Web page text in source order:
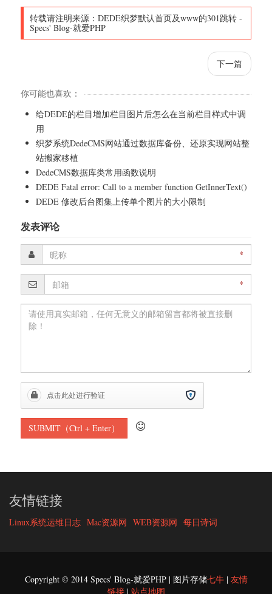
转载请注明来源： DEDE织梦默认首页及www的301跳转 -
Specs' Blog-就爱PHP
下一篇
你可能也喜欢：
给DEDE的栏目增加栏目图片后怎么在当前栏目样式中调
用
织梦系统DedeCMS网站通过数据库备份、还原实现网站整
站搬家移植
DedeCMS数据库类常用函数说明
DEDE Fatal error: Call to a member function GetInnerText()
DEDE 修改后台图集上传单个图片的大小限制
发表评论
*
*
友情链接
Linux系统运维日志 Mac资源网 WEB资源网 每日诗词
Copyright © 2014 Specs' Blog-就爱PHP | 图片存储七牛| 友情
链接| 站点地图